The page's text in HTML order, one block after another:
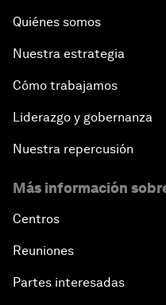
Quiénes somos
Nuestra estrategia
Cómo trabajamos
Liderazgo y gobernanza
Nuestra repercusión
Más información
Centros
Reuniones
Partes interesadas